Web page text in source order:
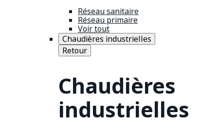
Réseau sanitaire
Réseau primaire
Voir tout
Chaudières industrielles
Retour
Chaudières
industrielles